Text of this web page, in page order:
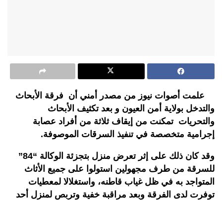
علمت أصوات نيوز من مصدر أمني أن فرقة الأبحاث
والتدخل بولاية أمن العيون و بعد تكثيف الأبحاث
والتحريات تمكنت من إيقاف ثلاثة من أفراد عصابة
إجرامية متخصصة في تنفيذ السرقات الموصوفة.
وقد كان ذلك على إثر تعرض منزل بتجزئة الوكالة “84”
للسرقة من طرف مجهولين استولوا على جميع الأثاث
المتواجد به في ظل غياب قاطنه، واستغلالا لمعطيات
توفرت لدى الفرقة وبعد مراقبة خفية وتربص لمنزل أحد